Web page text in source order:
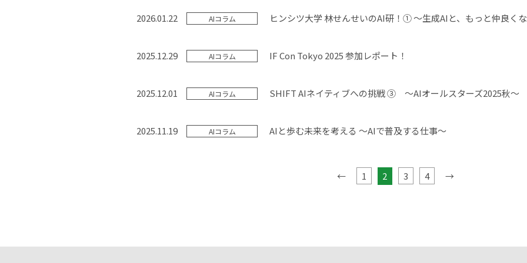
2026.01.22 AIコラム ヒンシツ大学 林せんせいのAI研！① ～生成AIと、もっと仲良く
2025.12.29 AIコラム IF Con Tokyo 2025 参加レポート！
2025.12.01 AIコラム SHIFT AIネイティブへの挑戦 ③ ～AIオールスターズ2025秋～
2025.11.19 AIコラム AIと歩む未来を考える ～AIで普及する仕事～
← 1 2 3 4 →